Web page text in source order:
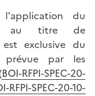
du
au titre de
exclusive du
par les
BOI-RFPI-SPEC-20-
RFPI-SPEC-20-10-